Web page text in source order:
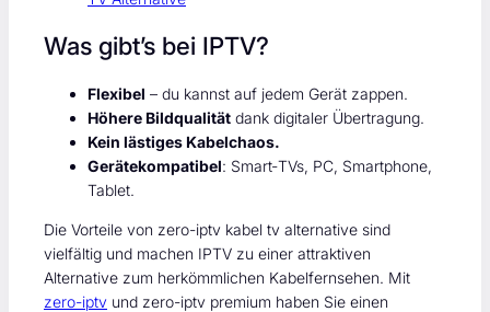
Was gibt’s bei IPTV?
Flexibel – du kannst auf jedem Gerät zappen.
Höhere Bildqualität dank digitaler Übertragung.
Kein lästiges Kabelchaos.
Gerätekompatibel: Smart‑TVs, PC, Smartphone,
Tablet.
Die Vorteile von zero-iptv kabel tv alternative sind
vielfältig und machen IPTV zu einer attraktiven
Alternative zum herkömmlichen Kabelfernsehen. Mit
zero-iptv und zero-iptv premium haben Sie einen